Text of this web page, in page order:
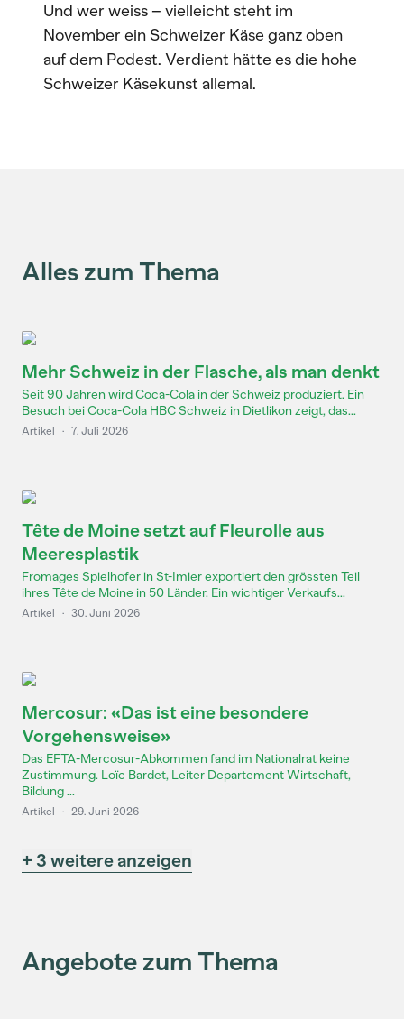
Und wer weiss – vielleicht steht im
November ein Schweizer Käse ganz oben
auf dem Podest. Verdient hätte es die hohe
Schweizer Käsekunst allemal.
Alles zum Thema
Mehr Schweiz in der Flasche, als man denkt
Seit 90 Jahren wird Coca-Cola in der Schweiz produziert. Ein
Besuch bei Coca-Cola HBC Schweiz in Dietlikon zeigt, das...
Artikel · 7. Juli 2026
Tête de Moine setzt auf Fleurolle aus
Meeresplastik
Fromages Spielhofer in St-Imier exportiert den grössten Teil
ihres Tête de Moine in 50 Länder. Ein wichtiger Verkaufs...
Artikel · 30. Juni 2026
Mercosur: «Das ist eine besondere
Vorgehensweise»
Das EFTA-Mercosur-Abkommen fand im Nationalrat keine
Zustimmung. Loïc Bardet, Leiter Departement Wirtschaft,
Bildung ...
Artikel · 29. Juni 2026
+ 3 weitere anzeigen
Angebote zum Thema